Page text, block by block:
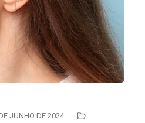
JUNHO DE 2024